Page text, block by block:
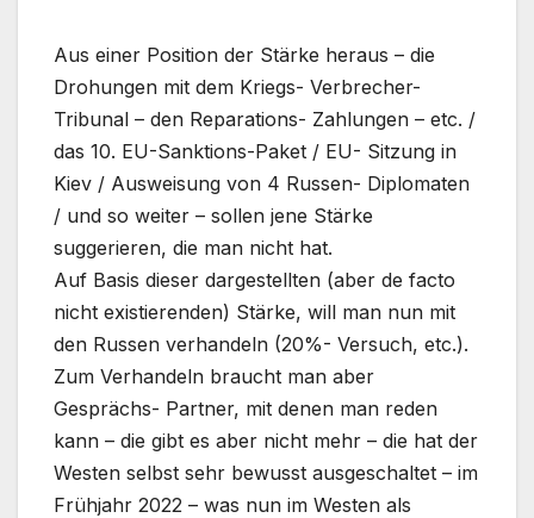
Aus einer Position der Stärke heraus – die
Drohungen mit dem Kriegs- Verbrecher-
Tribunal – den Reparations- Zahlungen – etc. /
das 10. EU-Sanktions-Paket / EU- Sitzung in
Kiev / Ausweisung von 4 Russen- Diplomaten
/ und so weiter – sollen jene Stärke
suggerieren, die man nicht hat.
Auf Basis dieser dargestellten (aber de facto
nicht existierenden) Stärke, will man nun mit
den Russen verhandeln (20%- Versuch, etc.).
Zum Verhandeln braucht man aber
Gesprächs- Partner, mit denen man reden
kann – die gibt es aber nicht mehr – die hat der
Westen selbst sehr bewusst ausgeschaltet – im
Frühjahr 2022 – was nun im Westen als